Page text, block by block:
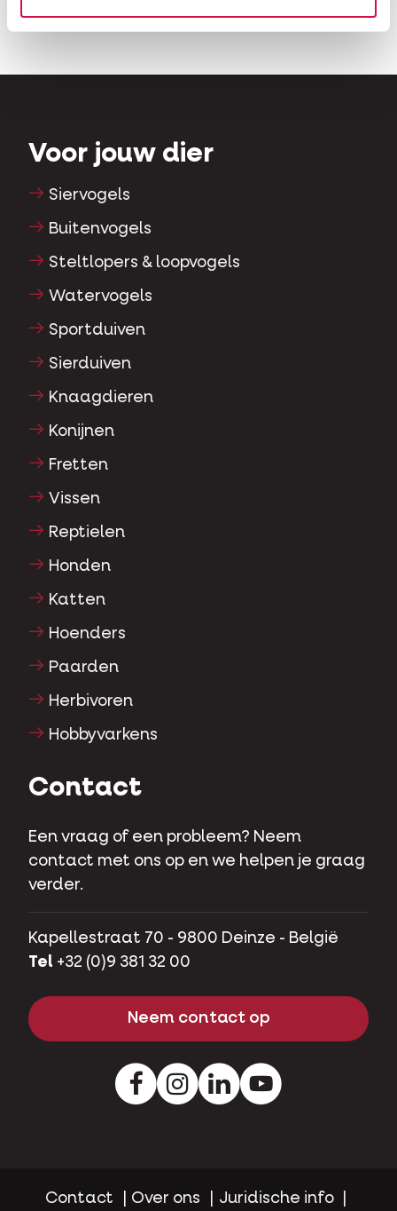
Volière 4kg
Voor jouw dier
Siervogels
Buitenvogels
Steltlopers & loopvogels
Watervogels
Sportduiven
Sierduiven
Knaagdieren
Konijnen
Fretten
Vissen
Reptielen
Honden
Katten
Hoenders
Paarden
Herbivoren
Hobbyvarkens
Contact
Een vraag of een probleem? Neem
contact met ons op en we helpen je graag
verder.
Kapellestraat 70 - 9800 Deinze - België
Tel +32 (0)9 381 32 00
Neem contact op
FacebookInstagramLinkedInYoutube
Contact Over ons Juridische info